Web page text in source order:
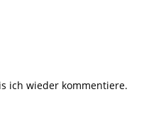
ich wieder kommentiere.